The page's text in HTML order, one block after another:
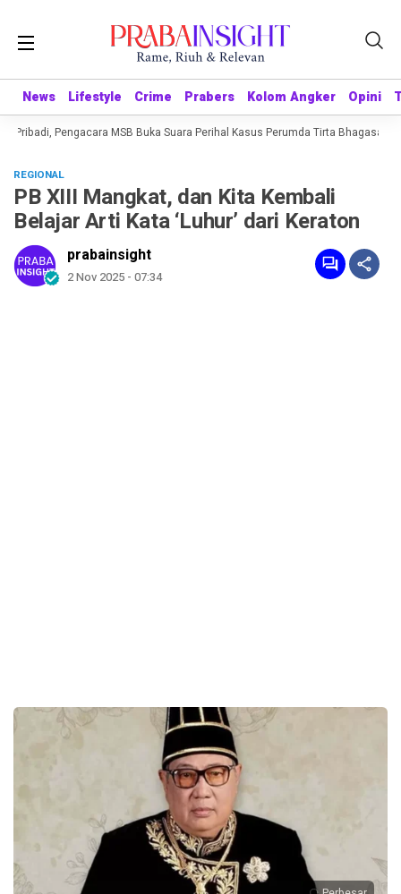
News Lifestyle Crime Prabers Kolom Angker Opini
News Lifestyle Crime Prabers Kolom Angker Opini
Pengacara MSB Buka Suara Perihal Kasus Perumda Tirta Bhagasasi
REGIONAL
PB XIII Mangkat, dan Kita Kembali
Belajar Arti Kata ‘Luhur’ dari Keraton
prabainsight
2 Nov 2025 - 07:34